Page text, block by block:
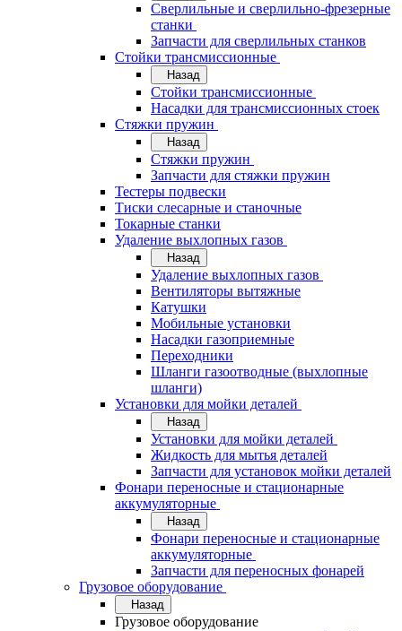
Сверлильные и сверлильно-фрезерные
станки
Запчасти для сверлильных станков
Стойки трансмиссионные
Назад
Стойки трансмиссионные
Насадки для трансмиссионных стоек
Стяжки пружин
Назад
Стяжки пружин
Запчасти для стяжки пружин
Тестеры подвески
Тиски слесарные и станочные
Токарные станки
Удаление выхлопных газов
Назад
Удаление выхлопных газов
Вентиляторы вытяжные
Катушки
Мобильные установки
Насадки газоприемные
Переходники
Шланги газоотводные (выхлопные
шланги)
Установки для мойки деталей
Назад
Установки для мойки деталей
Жидкость для мытья деталей
Запчасти для установок мойки деталей
Фонари переносные и стационарные
аккумуляторные
Назад
Фонари переносные и стационарные
аккумуляторные
Запчасти для переносных фонарей
Грузовое оборудование
Назад
Грузовое оборудование